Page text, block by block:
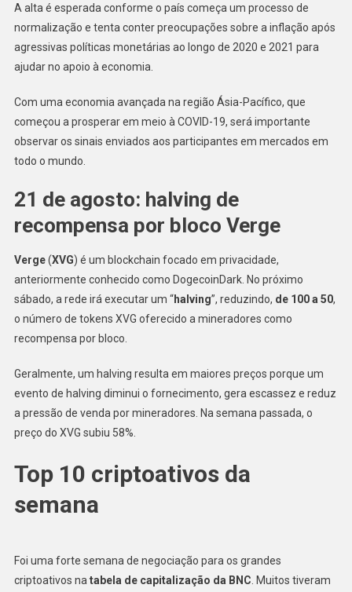
A alta é esperada conforme o país começa um processo de
normalização e tenta conter preocupações sobre a inflação após
agressivas políticas monetárias ao longo de 2020 e 2021 para
ajudar no apoio à economia.
Com uma economia avançada na região Ásia-Pacífico, que
começou a prosperar em meio à COVID-19, será importante
observar os sinais enviados aos participantes em mercados em
todo o mundo.
21 de agosto: halving de
recompensa por bloco Verge
Verge(XVG) é um blockchain focado em privacidade,
anteriormente conhecido como DogecoinDark. No próximo
sábado, a rede irá executar um “halving”, reduzindo, de 100 a 50,
o número de tokens XVG oferecido a mineradores como
recompensa por bloco.
Geralmente, um halving resulta em maiores preços porque um
evento de halving diminui o fornecimento, gera escassez e reduz
a pressão de venda por mineradores. Na semana passada, o
preço do XVG subiu 58%.
Top 10 criptoativos da
semana
Foi uma forte semana de negociação para os grandes
criptoativos na tabela de capitalização da BNC . Muitos tiveram